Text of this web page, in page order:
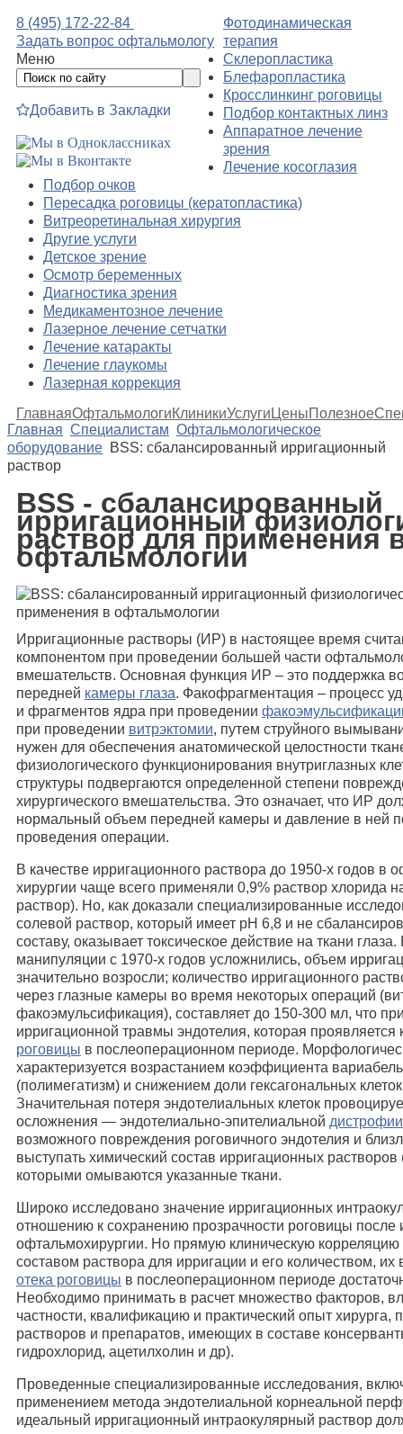
8 (495) 172-22-84
Задать вопрос офтальмологу
Меню
Добавить в Закладки
Фотодинамическая
терапия
Склеропластика
Блефаропластика
Кросслинкинг роговицы
Подбор контактных линз
Аппаратное лечение
зрения
Лечение косоглазия
Подбор очков
Пересадка роговицы (кератопластика)
Витреоретинальная хирургия
Другие услуги
Детское зрение
Осмотр беременных
Диагностика зрения
Медикаментозное лечение
Лазерное лечение сетчатки
Лечение катаракты
Лечение глаукомы
Лазерная коррекция
ГлавнаяОфтальмологиКлиникиУслуги ЦеныПолезное
Главная Специалистам Офтальмологическое
оборудование BSS: сбалансированный ирригационный
раствор
BSS - сбалансированный
ирригационный
раствор для применения
офтальмологии
Ирригационные растворы (ИР) в настоящее время
компонентом при проведении большей части
вмешательств. Основная функция ИР – это поддержка
передней камеры глаза. Факофрагментация – процесс
и фрагментов ядра при проведении
при проведении витрэктомии, путем струйного
нужен для обеспечения анатомической целостности
физиологического функционирования внутриглазных
структуры подвергаются определенной степени
хирургического вмешательства. Это означает, что ИР
нормальный объем передней камеры и давление в ней
проведения операции.
В качестве ирригационного раствора до 1950-х годов в
хирургии чаще всего применяли 0,9% раствор хлорида
раствор). Но, как доказали специализированные
солевой раствор, который имеет pH 6,8 и не
составу, оказывает токсическое действие на ткани
манипуляции с 1970-х годов усложнились, объем
значительно возросли; количество ирригационного
через глазные камеры во время некоторых операций
факоэмульсификация), составляет до 150-300 мл, что
ирригационной травмы эндотелия, которая проявляется
роговицы в послеоперационном периоде.
характеризуется возрастанием коэффициента
(полимегатизм) и снижением доли гексагональных
Значительная потеря эндотелиальных клеток
осложнения — эндотелиально-эпителиальной
возможного повреждения роговичного эндотелия и
выступать химический состав ирригационных
которыми омываются указанные ткани.
Широко исследовано значение ирригационных
отношению к сохранению прозрачности роговицы после
офтальмохирургии. Но прямую клиническую
составом раствора для ирригации и его количеством,
отека роговицы в послеоперационном периоде
Необходимо принимать в расчет множество факторов,
частности, квалификацию и практический опыт хирурга,
растворов и препаратов, имеющих в составе
гидрохлорид, ацетилхолин и др).
Проведенные специализированные исследования,
применением метода эндотелиальной корнеальной
идеальный ирригационный интраокулярный раствор